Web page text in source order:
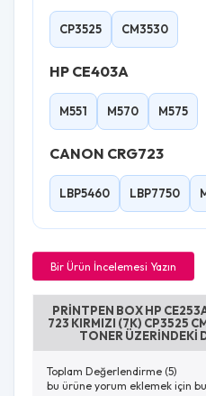
CP3525 CM3530
HP CE403A
M551 M570 M575
CANON CRG723
LBP5460 LBP7750
Bir Ürün İncelemesi Yazın
PRINTPEN BOX HP
723 KIRMIZI (7K) CP3525
TONER ÜZERINDEKI
Toplam Değerlendirme (5)
bu ürüne yorum eklemek için